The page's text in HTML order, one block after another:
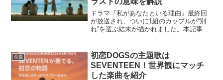
ドラマ『私があなたといる理由』最終回
が放送され、ついに1組のカップルが“別
れ”を選ぶ結末が描かれました。本記事で
応・配信情報をまとめます。「誰が別れ
たの？」「ラストの...
恋愛
初恋DOGSの主題歌は
SEVENTEEN！世界観にマッチ
した楽曲を紹介